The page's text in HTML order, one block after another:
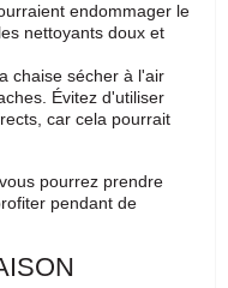
endommager le
nettoyants doux et
chaise sécher à l'air
Évitez d'utiliser
car cela pourrait
pourrez prendre
pendant de